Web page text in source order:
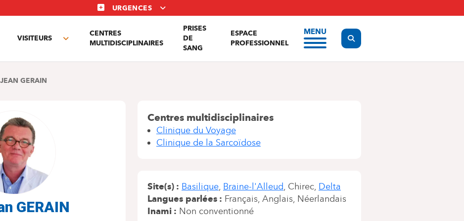
URGENCES
VISITEURS
Toggle
CENTRES
MULTIDISCIPLINAIRES
PRISES
DE
SANG
ESPACE
PROFESSIONNEL
MENU
Display the search form
JEAN GERAIN
GERAIN
Centres multidisciplinaires
Clinique du Voyage
Clinique de la Sarcoïdose
Site(s) Basilique Braine-l'Alleud Chirec Delta
Langues parlées
Français Anglais Néerlandais
Inami
Non conventionné